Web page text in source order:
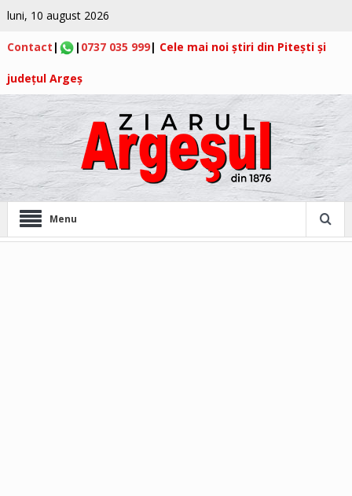
luni, 10 august 2026
Contact | | 0737 035 999| Cele mai noi știri din Pitești și
județul Argeș
Menu